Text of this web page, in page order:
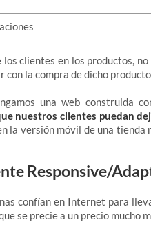
clientes en los productos,
con la compra de dicho
una web construida
nuestros clientes puedan
la versión móvil de una tienda
Responsive/
confían en Internet para
se precie a un precio mucho